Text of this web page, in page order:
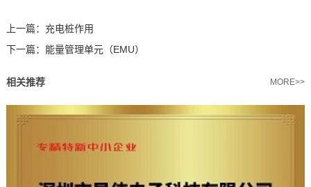
上一篇： 充电桩作用
下一篇： 能量管理单元（EMU）
相关推荐 MORE>>